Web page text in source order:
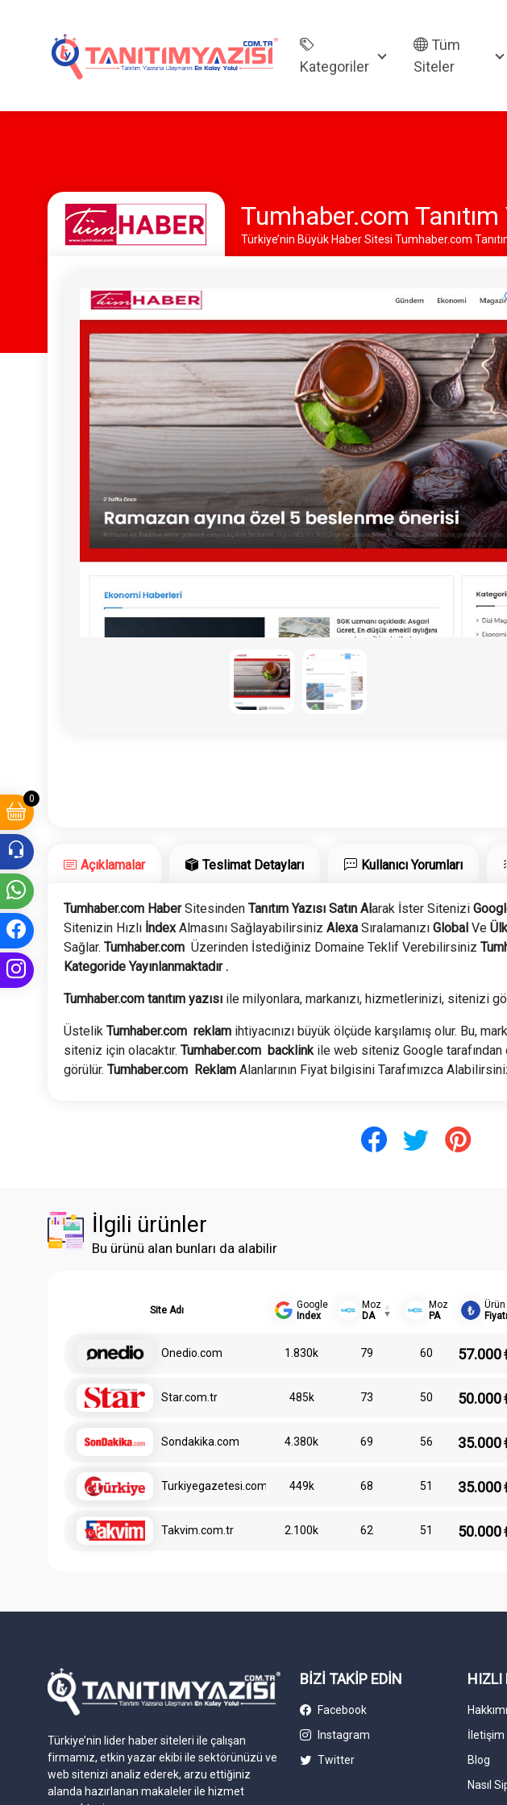
Kategoriler
Tüm
Siteler
0
Tumhaber.com Tanıtım
Türkiye’nin Büyük Haber Sitesi Tumhaber.com
Açıklamalar Teslimat Detayları Kullanıcı Yorumları
Tumhaber.com HaberSitesindenTanıtım Yazısı Satın Alarak İster Sitenizi
Sitenizin Hızlı İndexAlmasını SağlayabilirsinizAlexa Sıralamanızı Global Ve
Sağlar.Tumhaber.com Üzerinden İstediğiniz Domaine Teklif Verebilirsiniz
Kategoride Yayınlanmaktadır .
Tumhaber.com tanıtım yazısı ile milyonlara, markanızı, hizmetlerinizi, sitenizi
ÜstelikTumhaber.com reklam ihtiyacınızı büyük ölçüde karşılamış olur. Bu,
siteniz için olacaktır.Tumhaber.com backlinkile web siteniz Google tarafından
görülür.Tumhaber.com Reklam Alanlarının Fiyat bilgisini Tarafımızca
İlgili ürünler
Bu ürünü alan bunları da alabilir
Site Adı
Google
Index
Moz
DA
Moz
PA
Ürün
Fiyatı
Onedio.com 1.830k 79 60 57.000
Star.com.tr 485k 73 50 50.000
Sondakika.com 4.380k 69 56 35.000
Turkiyegazetesi.com.tr 449k 68 51 35.000
Takvim.com.tr 2.100k 62 51 50.000
Türkiye’nin lider haber siteleri ile çalışan
firmamız, etkin yazar ekibi ile sektörünüzü ve
web sitenizi analiz ederek, arzu ettiğiniz
alanda hazırlanan makaleler ile hizmet
BİZİ TAKİP EDİN
Facebook
Instagram
Twitter
HIZLI
İletişim
Blog
Nasıl